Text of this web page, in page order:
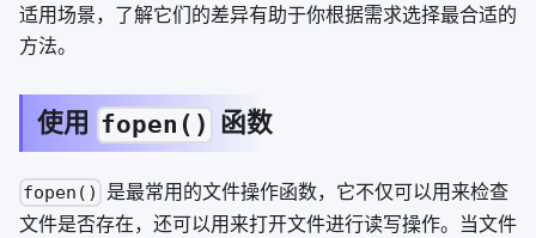
适用场景，了解它们的差异有助于你根据需求选择最合适的
方法。
使用 fopen() 函数
fopen()
是最常用的文件操作函数，它不仅可以用来检查
文件是否存在，还可以用来打开文件进行读写操作。当文件